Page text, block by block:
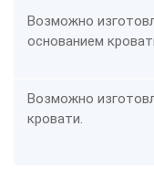
Возможно
основанием
Возможно
кровати.